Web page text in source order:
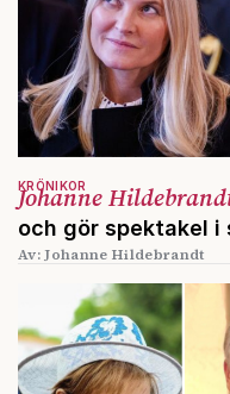
Johanne
och gör spektakel
KRÖNIKOR
Av: Johanne Hildebrandt